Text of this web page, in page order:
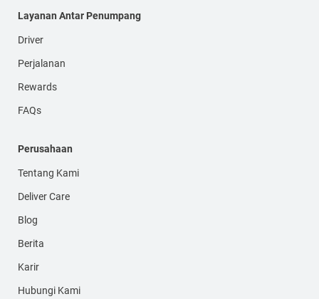
Layanan Antar Penumpang
Driver
Perjalanan
Rewards
FAQs
Perusahaan
Tentang Kami
Deliver Care
Blog
Berita
Karir
Hubungi Kami